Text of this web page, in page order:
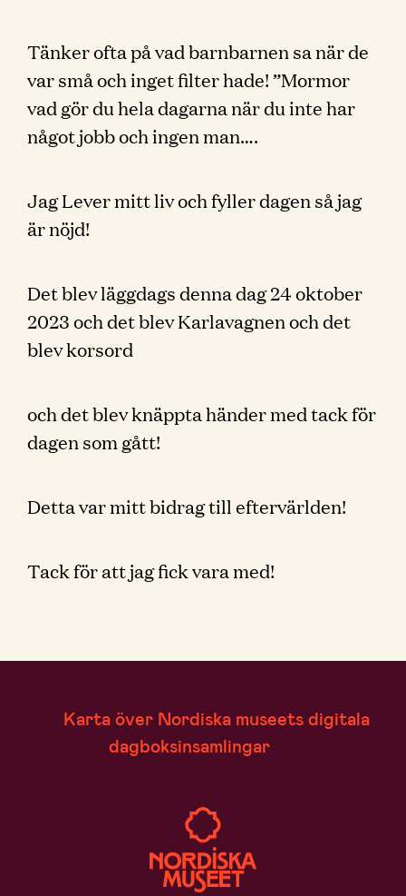
Tänker ofta på vad barnbarnen sa när de
var små och inget filter hade! ”Mormor
vad gör du hela dagarna när du inte har
något jobb och ingen man….
Jag Lever mitt liv och fyller dagen så jag
är nöjd!
Det blev läggdags denna dag 24 oktober
2023 och det blev Karlavagnen och det
blev korsord
och det blev knäppta händer med tack för
dagen som gått!
Detta var mitt bidrag till eftervärlden!
Tack för att jag fick vara med!
Karta över Nordiska museets digitala
dagboksinsamlingar